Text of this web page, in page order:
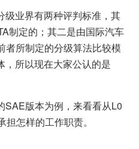
级业界有两种评判标准，其
制定的；其二是由国际汽车
者所制定的分级算法比较模
，所以现在大家公认的是
SAE版本为例，来看看从L0
怎样的工作职责。